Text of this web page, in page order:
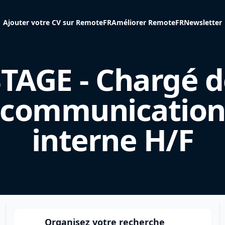
Ajouter votre CV sur RemoteFRAméliorer RemoteFRNewsletter
- Chargé
communication
interne H/F
Organisez votre recherche